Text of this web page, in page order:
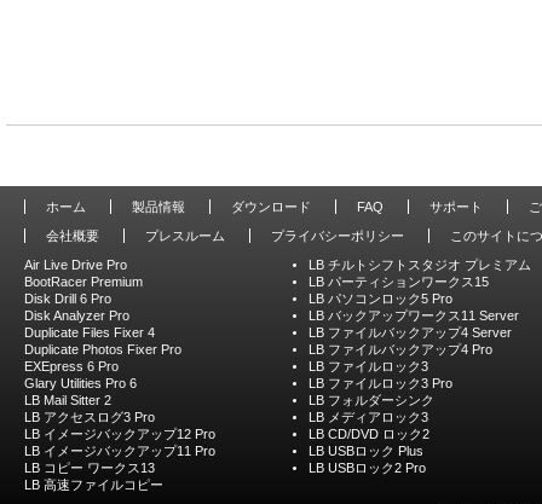
ホーム 製品情報 ダウンロード FAQ サポート
会社概要
プレスルーム プライバシーポリシー
このサイトに
Air Live Drive Pro
BootRacer Premium
Disk Drill 6 Pro
Disk Analyzer Pro
Duplicate Files Fixer 4
Duplicate Photos Fixer Pro
EXEpress 6 Pro
Glary Utilities Pro 6
LB Mail Sitter 2
LB アクセスログ3 Pro
LB イメージバックアップ12 Pro
LB イメージバックアップ11 Pro
LB コピー ワークス13
LB 高速ファイルコピー
LB チルトシフトスタジオ プレミアム
LB パーティションワークス15
LB パソコンロック5 Pro
LB バックアップワークス11 Server
LB ファイルバックアップ4 Server
LB ファイルバックアップ4 Pro
LB ファイルロック3
LB ファイルロック3 Pro
LB フォルダーシンク
LB メディアロック3
LB CD/DVD ロック2
LB USBロック Plus
LB USBロック2 Pro